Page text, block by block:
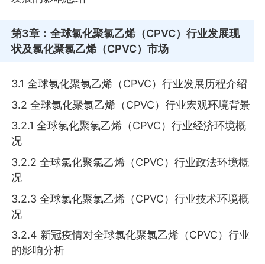
第3章 ：全球氯化聚氯乙烯（CPVC）行业发展现
状及氯化聚氯乙烯（CPVC）市场
3.1 全球氯化聚氯乙烯（CPVC）行业发展历程介绍
3.2 全球氯化聚氯乙烯（CPVC）行业宏观环境背景
3.2.1 全球氯化聚氯乙烯（CPVC）行业经济环境概
况
3.2.2 全球氯化聚氯乙烯（CPVC）行业政法环境概
况
3.2.3 全球氯化聚氯乙烯（CPVC）行业技术环境概
况
3.2.4 新冠疫情对全球氯化聚氯乙烯（CPVC）行业
的影响分析